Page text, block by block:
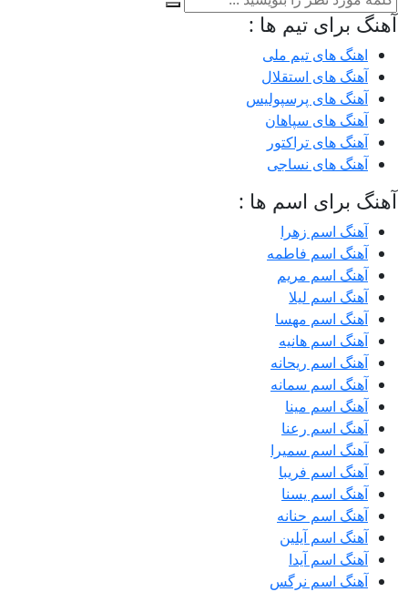
آهنگ برای تیم ها :
اهنگ های تیم ملی
آهنگ های استقلال
آهنگ های پرسپولیس
آهنگ های سپاهان
آهنگ های تراکتور
آهنگ های نساجی
آهنگ برای اسم ها :
آهنگ اسم زهرا
آهنگ اسم فاطمه
آهنگ اسم مریم
آهنگ اسم لیلا
آهنگ اسم مهسا
آهنگ اسم هانیه
آهنگ اسم ریحانه
آهنگ اسم سمانه
آهنگ اسم مینا
آهنگ اسم رعنا
آهنگ اسم سمیرا
آهنگ اسم فریبا
آهنگ اسم یسنا
آهنگ اسم حنانه
آهنگ اسم آیلین
آهنگ اسم آیدا
آهنگ اسم نرگس